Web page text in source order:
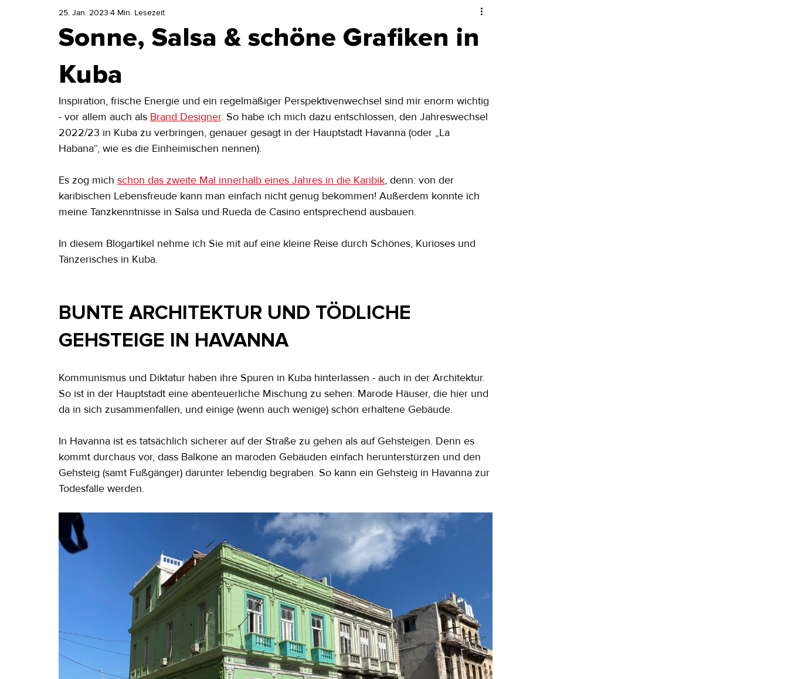
Sonne, Salsa & schöne Grafiken in
Kuba
25. Jan. 2023 4 Min. Lesezeit
Inspiration, frische Energie und ein regelmäßiger Perspektivenwechsel sind mir enorm wichtig
- vor allem auch als Brand Designer. So habe ich mich dazu entschlossen, den Jahreswechsel
2022/23 in Kuba zu verbringen, genauer gesagt in der Hauptstadt Havanna (oder „La
Habana“, wie es die Einheimischen nennen).
Es zog mich schon das zweite Mal innerhalb eines Jahres in die Karibik, denn: von der
karibischen Lebensfreude kann man einfach nicht genug bekommen! Außerdem konnte ich
meine Tanzkenntnisse in Salsa und Rueda de Casino entsprechend ausbauen.
In diesem Blogartikel nehme ich Sie mit auf eine kleine Reise durch Schönes, Kurioses und
Tänzerisches in Kuba.
BUNTE ARCHITEKTUR UND TÖDLICHE
GEHSTEIGE IN HAVANNA
Kommunismus und Diktatur haben ihre Spuren in Kuba hinterlassen - auch in der Architektur.
So ist in der Hauptstadt eine abenteuerliche Mischung zu sehen: Marode Häuser, die hier und
da in sich zusammenfallen, und einige (wenn auch wenige) schön erhaltene Gebäude.
In Havanna ist es tatsächlich sicherer auf der Straße zu gehen als auf Gehsteigen. Denn es
kommt durchaus vor, dass Balkone an maroden Gebäuden einfach herunterstürzen und den
Gehsteig (samt Fußgänger) darunter lebendig begraben. So kann ein Gehsteig in Havanna zur
Todesfalle werden.